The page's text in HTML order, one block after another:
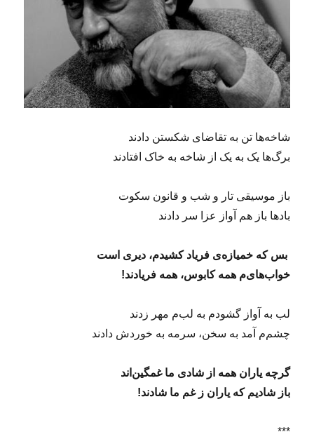
شاخه‌ها تن به تقاضای شکستن دادند
برگ‌ها یک به یک از شاخه به خاک افتادند
باز موسیقی تار و شب و قانون سکوت
بادها باز هم آواز عزا سر دادند
بس که خمیازه‌ی فریاد کشیدم، دیری است
خواب‌های‌م همه کابوس، همه فریادند!
لب به آواز گشودم به لب‌م مهر زدند
چشم‌م آمد به سخن، سرمه به خوردش دادند
گرچه یاران همه از شادی ما غمگین‌اند
باز شادیم که یاران ز غم ما شادند!
***